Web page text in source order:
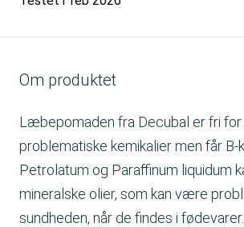
Om produktet
Læbepomaden fra Decubal er fri
problematiske kemikalier men får B-
Petrolatum og Paraffinum liquidum
mineralske olier, som kan være
sundheden, når de findes i fødevarer.